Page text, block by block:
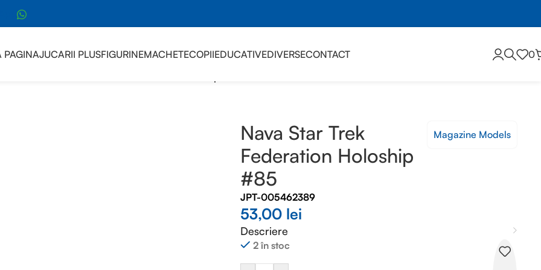
PAGINAJUCARII PLUSFIGURINEMACHETECOPIIEDUCATIVEDIVERSECONTACT
0
Nava Star Trek
Federation Holoship
#85
Magazine Models
JPT-005462389
53,00 lei
Descriere
2 în stoc